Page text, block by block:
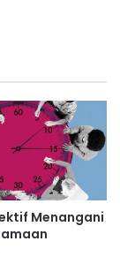
Menangani